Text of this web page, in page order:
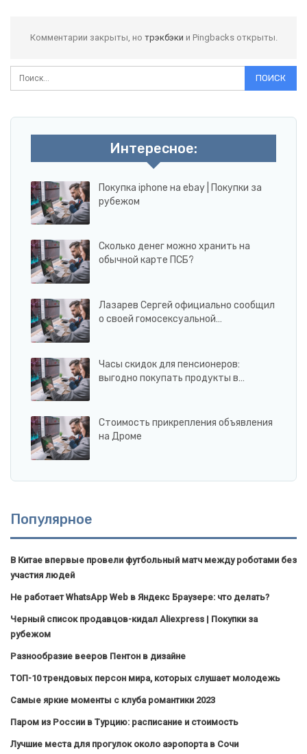
Комментарии закрыты, но трэкбэки и Pingbacks открыты.
Интересное:
Покупка iphone на ebay | Покупки за
рубежом
Сколько денег можно хранить на
обычной карте ПСБ?
Лазарев Сергей официально сообщил
о своей гомосексуальной…
Часы скидок для пенсионеров:
выгодно покупать продукты в…
Стоимость прикрепления объявления
на Дроме
Популярное
В Китае впервые провели футбольный матч между роботами без
участия людей
Не работает WhatsApp Web в Яндекс Браузере: что делать?
Черный список продавцов-кидал Aliexpress | Покупки за
рубежом
Разнообразие вееров Пентон в дизайне
ТОП-10 трендовых персон мира, которых слушает молодежь
Самые яркие моменты с клуба романтики 2023
Паром из России в Турцию: расписание и стоимость
Лучшие места для прогулок около аэропорта в Сочи